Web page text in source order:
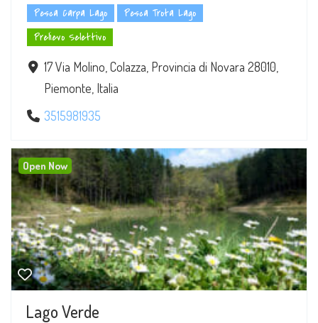
Pesca Carpa Lago
Pesca Trota Lago
Prelievo Selettivo
17 Via Molino, Colazza, Provincia di Novara 28010,
Piemonte, Italia
3515981935
Lago Verde
Open Now